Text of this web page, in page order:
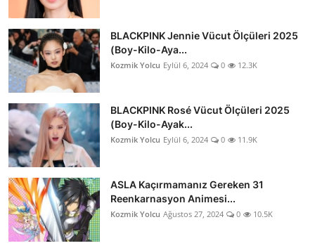
BLACKPINK Jennie Vücut Ölçüleri 2025
(Boy-Kilo-Aya...
Kozmik Yolcu Eylül 6, 2024 0 12.3K
BLACKPINK Rosé Vücut Ölçüleri 2025
(Boy-Kilo-Ayak...
Kozmik Yolcu Eylül 6, 2024 0 11.9K
ASLA Kaçırmamanız Gereken 31
Reenkarnasyon Animesi...
Kozmik Yolcu Ağustos 27, 2024 0 10.5K